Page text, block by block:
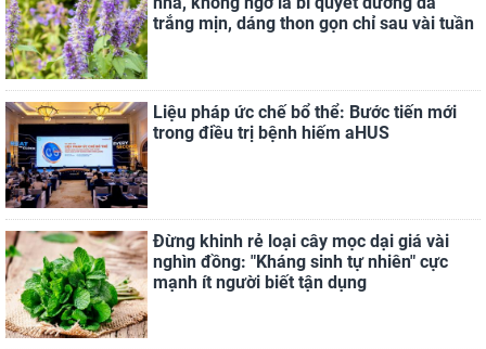
trắng mịn, dáng thon gọn chỉ sau vài tuần
Liệu pháp ức chế bổ thể: Bước tiến mới
trong điều trị bệnh hiếm aHUS
Đừng khinh rẻ loại cây mọc dại giá vài
nghìn đồng: "Kháng sinh tự nhiên" cực
mạnh ít người biết tận dụng